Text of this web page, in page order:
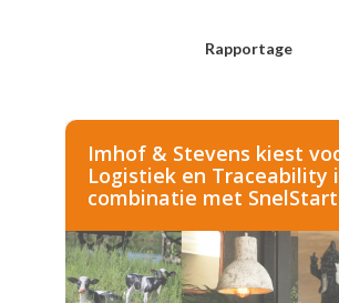
Rapportage
Imhof & Stevens kiest
Logistiek en Traceability
combinatie met SnelStart